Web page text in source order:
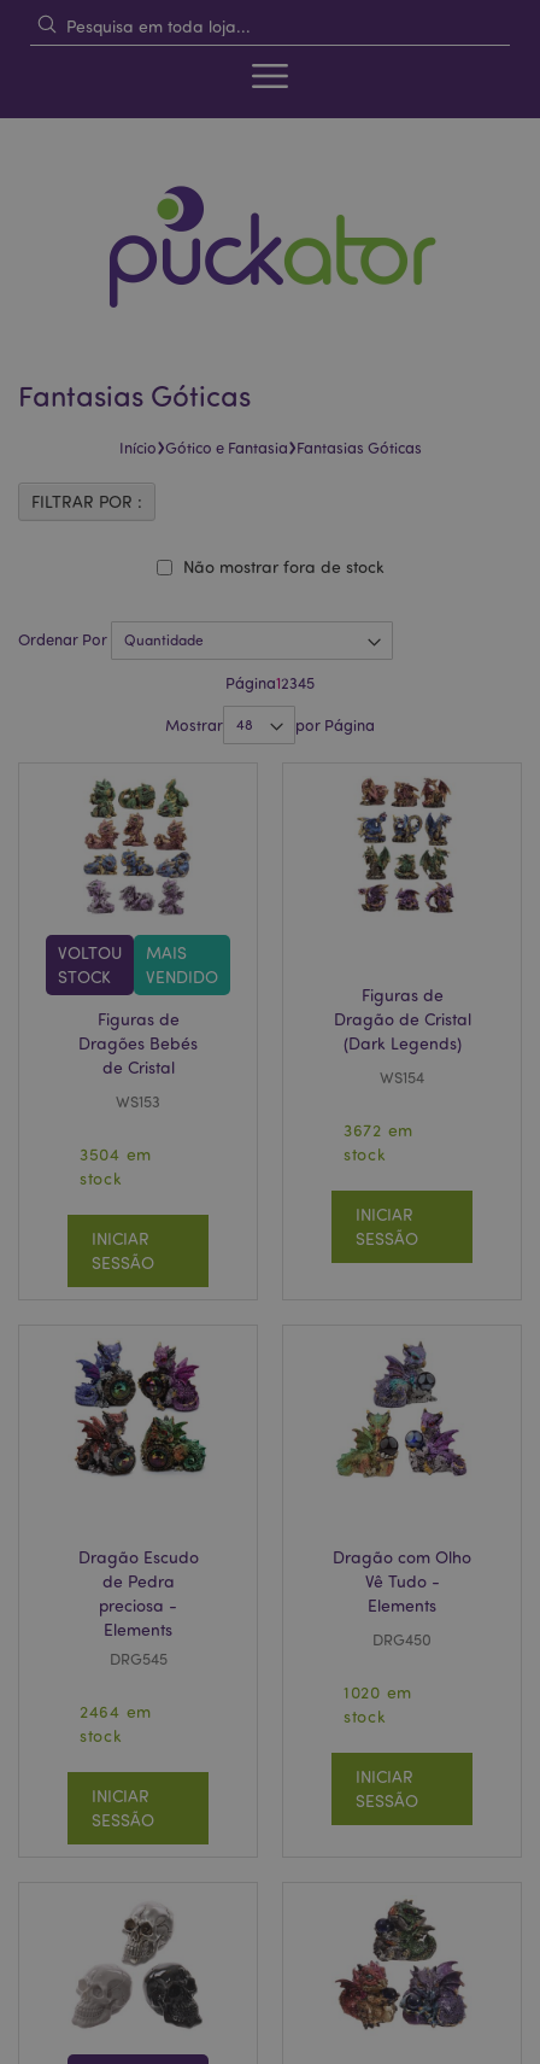
Fantasias Góticas
Início›Gótico e Fantasia›Fantasias Góticas
Ordenar Por
Página12345
Mostrar por Página
VOLTOU
STOCK
MAIS
VENDIDO
Figuras de
Dragões Bebés
de Cristal
WS153
3504 em
stock
INICIAR
SESSÃO
Figuras de
Dragão de Cristal
(Dark Legends)
WS154
3672 em
stock
INICIAR
SESSÃO
Dragão Escudo
de Pedra
preciosa -
Elements
DRG545
2464 em
stock
INICIAR
SESSÃO
Dragão com Olho
Vê Tudo -
Elements
DRG450
1020 em
stock
INICIAR
SESSÃO
Não mostrar fora de stock
FILTRAR POR :